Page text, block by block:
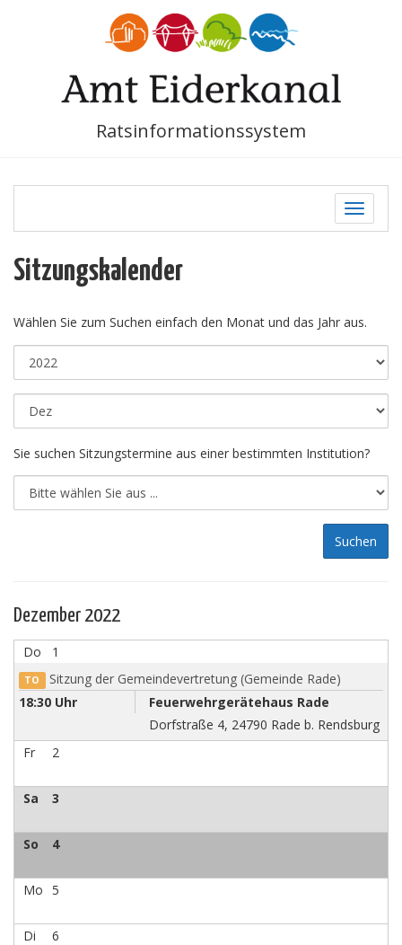
Ratsinformationssystem
Toggle
Sitzungskalender
Wählen Sie zum Suchen einfach den Monat und das Jahr aus.
Sie suchen Sitzungstermine aus einer bestimmten Institution?
Dezember 2022
Do 1
TO Sitzung der Gemeindevertretung (Gemeinde Rade)
18:30 Uhr
Feuerwehrgerätehaus Rade
Dorfstraße 4, 24790 Rade b. Rendsburg
Fr
2
Sa 3
So 4
Mo 5
Di 6